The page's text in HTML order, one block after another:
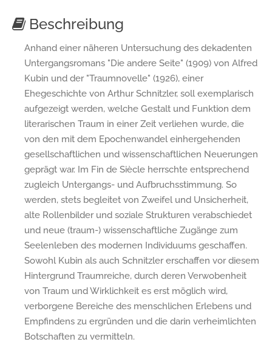
Beschreibung
Anhand einer näheren Untersuchung des dekadenten
Untergangsromans "Die andere Seite" (1909) von Alfred
Kubin und der "Traumnovelle" (1926), einer
Ehegeschichte von Arthur Schnitzler, soll exemplarisch
aufgezeigt werden, welche Gestalt und Funktion dem
literarischen Traum in einer Zeit verliehen wurde, die
von den mit dem Epochenwandel einhergehenden
gesellschaftlichen und wissenschaftlichen Neuerungen
geprägt war. Im Fin de Siècle herrschte entsprechend
zugleich Untergangs- und Aufbruchsstimmung. So
werden, stets begleitet von Zweifel und Unsicherheit,
alte Rollenbilder und soziale Strukturen verabschiedet
und neue (traum-) wissenschaftliche Zugänge zum
Seelenleben des modernen Individuums geschaffen.
Sowohl Kubin als auch Schnitzler erschaffen vor diesem
Hintergrund Traumreiche, durch deren Verwobenheit
von Traum und Wirklichkeit es erst möglich wird,
verborgene Bereiche des menschlichen Erlebens und
Empfindens zu ergründen und die darin verheimlichten
Botschaften zu vermitteln.